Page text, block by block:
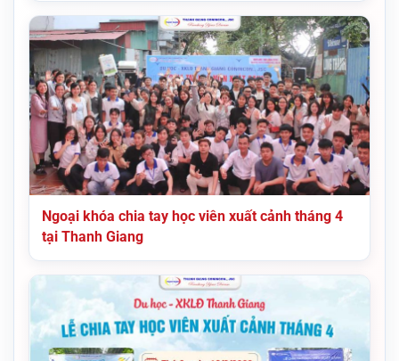
Ngoại khóa chia tay học viên xuất cảnh tháng 4
tại Thanh Giang